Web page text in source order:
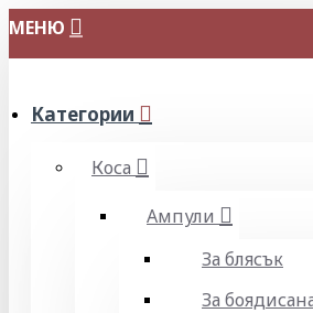
МЕНЮ
Категории
Коса
Ампули
За блясък
За